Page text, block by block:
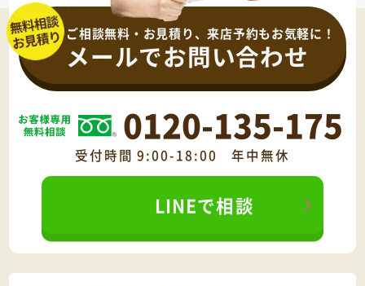
ご相談無料・お見積り、来店予約もお気軽に！
メールでお問い合わせ
0120-135-175
受付時間 9:00-18:00 年中無休
LINEで相談